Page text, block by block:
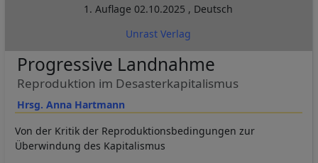
1. Auflage02.10.2025 , Deutsch
Unrast Verlag
Hrsg. Anna Hartmann
Progressive Landnahme
Reproduktion im Desasterkapitalismus
Von der Kritik der Reproduktionsbedingungen zur
Überwindung des Kapitalismus